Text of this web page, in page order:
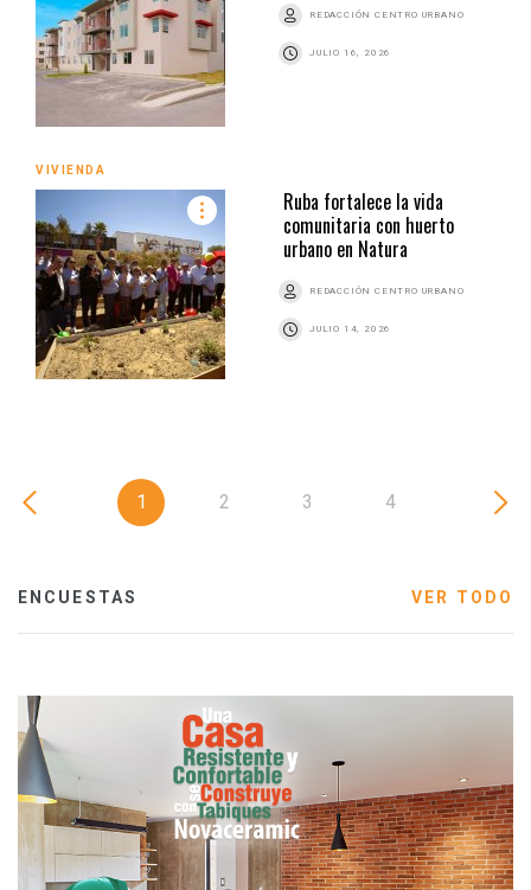
REDACCIÓN CENTRO URBANO
JULIO 16, 2026
VIVIENDA
Ruba fortalece la vida
comunitaria con huerto
urbano en Natura
REDACCIÓN CENTRO URBANO
JULIO 14, 2026
1 2 3 4
ENCUESTAS VER TODO